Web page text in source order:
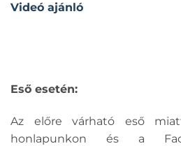
Videó ajánló
Eső esetén:
Az előre várható eső
honlapunkon és a